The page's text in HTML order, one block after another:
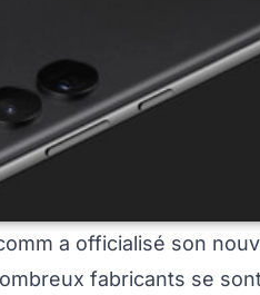
a officialisé son
fabricants se